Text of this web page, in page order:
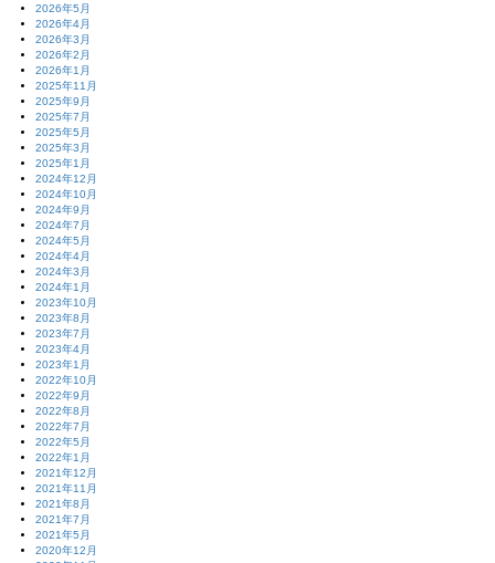
2026年5月
2026年4月
2026年3月
2026年2月
2026年1月
2025年11月
2025年9月
2025年7月
2025年5月
2025年3月
2025年1月
2024年12月
2024年10月
2024年9月
2024年7月
2024年5月
2024年4月
2024年3月
2024年1月
2023年10月
2023年8月
2023年7月
2023年4月
2023年1月
2022年10月
2022年9月
2022年8月
2022年7月
2022年5月
2022年1月
2021年12月
2021年11月
2021年8月
2021年7月
2021年5月
2020年12月